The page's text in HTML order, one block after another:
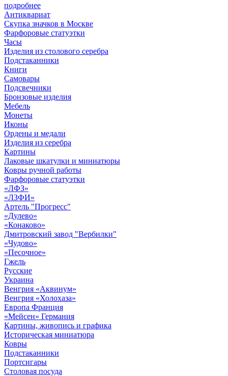
подробнее
Антиквариат
Скупка значков в Москве
Фарфоровые статуэтки
Часы
Изделия из столового серебра
Подстаканники
Книги
Самовары
Подсвечники
Бронзовые изделия
Мебель
Монеты
Иконы
Ордены и медали
Изделия из серебра
Картины
Лаковые шкатулки и миниатюры
Ковры ручной работы
Фарфоровые статуэтки
«ЛФЗ»
«ЛЗФИ»
Артель "Прогресс"
«Дулево»
«Конаково»
Дмитровский завод "Вербилки"
«Чудово»
«Песочное»
Гжель
Русские
Украина
Венгрия «Аквинум»
Венгрия «Холохаза»
Европа Франция
«Мейсен» Германия
Картины, живопись и графика
Историческая миниатюра
Ковры
Подстаканники
Портсигары
Столовая посуда